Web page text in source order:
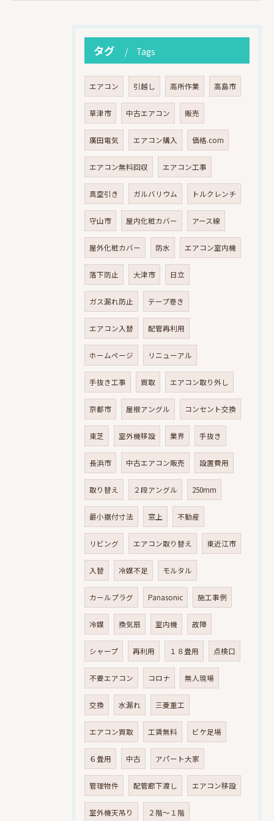
タグ Tags
エアコン 引越し 高所作業 高島市
草津市 中古エアコン 販売
廣田電気 エアコン購入 価格.com
エアコン無料回収 エアコン工事
真空引き ガルバリウム トルクレンチ
守山市 屋内化粧カバー アース線
屋外化粧カバー 防水 エアコン室内機
落下防止 大津市 日立
ガス漏れ防止 テープ巻き
エアコン入替 配管再利用
ホームページ リニューアル
手抜き工事 買取 エアコン取り外し
京都市 屋根アングル コンセント交換
東芝 室外機移設 業界 手抜き
長浜市 中古エアコン販売 設置費用
取り替え ２段アングル 250mm
最小据付寸法 窓上 不動産
リビング エアコン取り替え 東近江市
入替 冷媒不足 モルタル
カールプラグ Panasonic 施工事例
冷媒 換気扇 室内機 故障
シャープ 再利用 １８畳用 点検口
不要エアコン コロナ 無人現場
交換 水漏れ 三菱重工
エアコン買取 工賃無料 ビケ足場
６畳用 中古 アパート大家
管理物件 配管廊下渡し エアコン移設
室外機天吊り ２階～１階